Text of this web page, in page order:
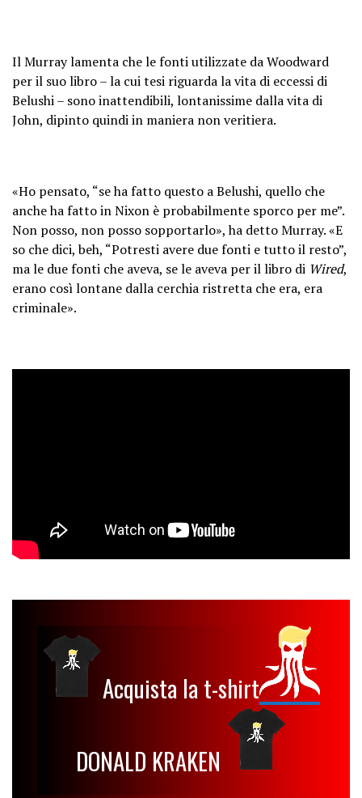
Il Murray lamenta che le fonti utilizzate da Woodward
per il suo libro – la cui tesi riguarda la vita di eccessi di
Belushi – sono inattendibili, lontanissime dalla vita di
John, dipinto quindi in maniera non veritiera.
«Ho pensato, “se ha fatto questo a Belushi, quello che
anche ha fatto in Nixon è probabilmente sporco per me”.
Non posso, non posso sopportarlo», ha detto Murray. «E
so che dici, beh, “Potresti avere due fonti e tutto il resto”,
ma le due fonti che aveva, se le aveva per il libro di Wired,
erano così lontane dalla cerchia ristretta che era, era
criminale».
Acquista la t-shirt
DONALD KRAKEN